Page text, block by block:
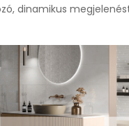
dinamikus